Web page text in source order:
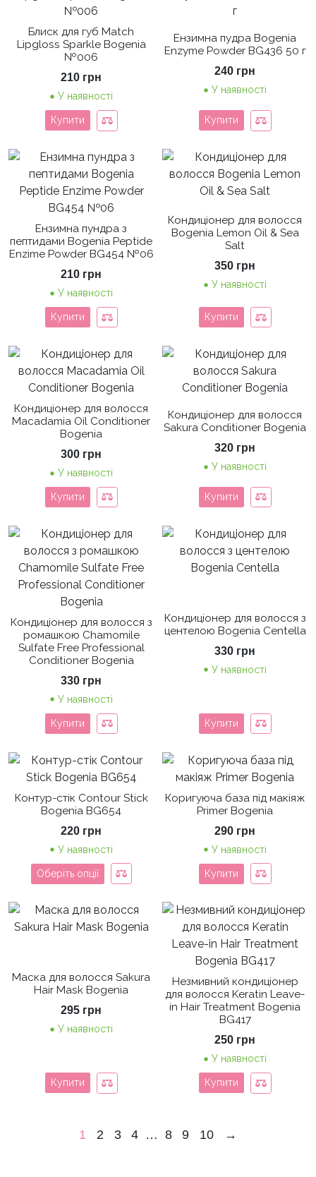
Блиск для губ Match
Lipgloss Sparkle Bogenia
№006
210 грн
У наявності
Купити
Ензимна пудра Bogenia
Enzyme Powder BG436 50 г
240 грн
У наявності
Купити
Ензимна пундра з
пептидами Bogenia Peptide
Enzime Powder BG454 №06
210 грн
У наявності
Купити
Кондиціонер для волосся
Bogenia Lemon Oil & Sea
Salt
350 грн
У наявності
Купити
Кондиціонер для волосся
Macadamia Oil Conditioner
Bogenia
300 грн
У наявності
Купити
Кондиціонер для волосся
Sakura Conditioner Bogenia
320 грн
У наявності
Купити
Кондиціонер для волосся з
ромашкою Chamomile
Sulfate Free Professional
Conditioner Bogenia
330 грн
У наявності
Купити
Кондиціонер для волосся з
центелою Bogenia Centella
330 грн
У наявності
Купити
Контур-стік Contour Stick
Bogenia BG654
220 грн
У наявності
Оберіть опції
Коригуюча база під макіяж
Primer Bogenia
290 грн
У наявності
Купити
Маска для волосся Sakura
Hair Mask Bogenia
295 грн
У наявності
Купити
Незмивний кондиціонер
для волосся Keratin Leave-
in Hair Treatment Bogenia
BG417
250 грн
У наявності
Купити
1 2 3 4 … 8 9 10 →